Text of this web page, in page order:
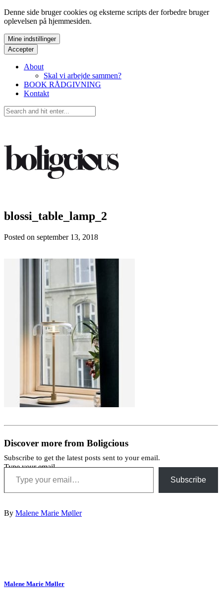
Denne side bruger cookies og eksterne scripts der forbedre bruger
oplevelsen på hjemmesiden.
Mine indstillinger
Accepter
About
Skal vi arbejde sammen?
BOOK RÅDGIVNING
Kontakt
blossi_table_lamp_2
Posted on september 13, 2018
Discover more from Boligcious
Subscribe to get the latest posts sent to your email.
Type your email…
Subscribe
By Malene Marie Møller
Malene Marie Møller